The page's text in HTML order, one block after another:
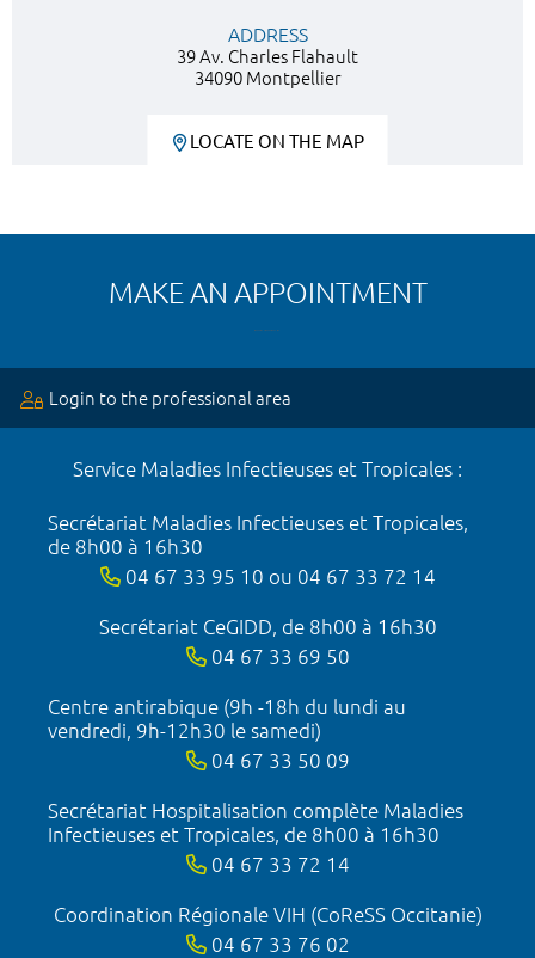
ADDRESS
39 Av. Charles Flahault
34090 Montpellier
LOCATE ON THE MAP
MAKE AN APPOINTMENT
Login to the professional area
Service Maladies Infectieuses et Tropicales :
Secrétariat Maladies Infectieuses et Tropicales,
de 8h00 à 16h30
04 67 33 95 10 ou 04 67 33 72 14
Secrétariat CeGIDD, de 8h00 à 16h30
04 67 33 69 50
Centre antirabique (9h -18h du lundi au
vendredi, 9h-12h30 le samedi)
04 67 33 50 09
Secrétariat Hospitalisation complète Maladies
Infectieuses et Tropicales, de 8h00 à 16h30
04 67 33 72 14
Coordination Régionale VIH (CoReSS Occitanie)
04 67 33 76 02